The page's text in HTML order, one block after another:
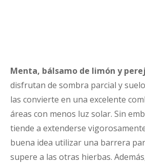
Menta, bálsamo de limón y
disfrutan de sombra parcial y
las convierte en una excelente
áreas con menos luz solar. Sin
tiende a extenderse
buena idea utilizar una barrera
supere a las otras hierbas.